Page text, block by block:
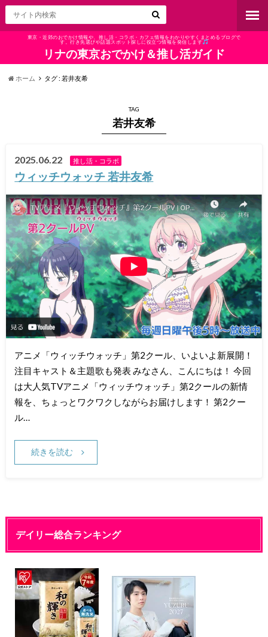
東京・近郊のおでかけ情報や、推し活・コラボ・カフェ情報をわかりやすくまとめるブログで
す。行き先選びや話題スポット探しに役立つ情報を発信します
リナの東京おでかけ＆推し活ガイド
ホーム タグ : 若井友希
TAG
若井友希
2025.06.22 推し活・コラボ
ウィッチウォッチ 若井友希
アニメ「ウィッチウォッチ」第2クール、いよいよ新展開！
注目キャスト＆主題歌も発表 みなさん、こんにちは！ 今回
は大人気TVアニメ「ウィッチウォッチ」第2クールの新情
報を、ちょっとワクワクしながらお届けします！ 第2クー
ル…
続きを読む
デイリー総合ランキング